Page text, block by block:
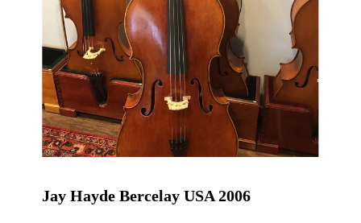
Jay Hayde Bercelay USA 2006